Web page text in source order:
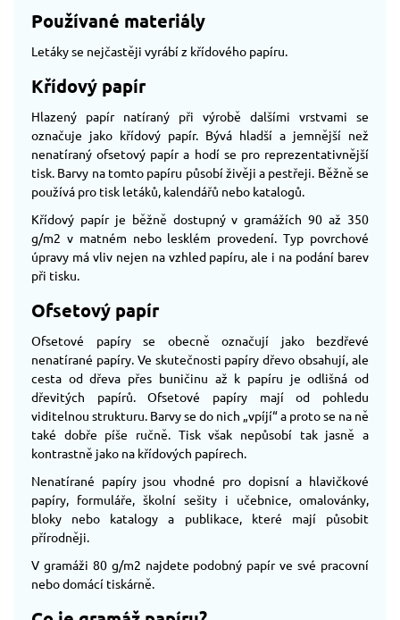
Používané materiály
Letáky se nejčastěji vyrábí z křídového papíru.
Křídový papír
Hlazený papír natíraný při výrobě dalšími vrstvami se
označuje jako křídový papír. Bývá hladší a jemnější než
nenatíraný ofsetový papír a hodí se pro reprezentativnější
tisk. Barvy na tomto papíru působí živěji a pestřeji. Běžně se
používá pro tisk letáků, kalendářů nebo katalogů.
Křídový papír je běžně dostupný v gramážích 90 až 350
g/m2 v matném nebo lesklém provedení. Typ povrchové
úpravy má vliv nejen na vzhled papíru, ale i na podání barev
při tisku.
Ofsetový papír
Ofsetové papíry se obecně označují jako bezdřevé
nenatírané papíry. Ve skutečnosti papíry dřevo obsahují, ale
cesta od dřeva přes buničinu až k papíru je odlišná od
dřevitých papírů. Ofsetové papíry mají od pohledu
viditelnou strukturu. Barvy se do nich „vpíjí“ a proto se na ně
také dobře píše ručně. Tisk však nepůsobí tak jasně a
kontrastně jako na křídových papírech.
Nenatírané papíry jsou vhodné pro dopisní a hlavičkové
papíry, formuláře, školní sešity i učebnice, omalovánky,
bloky nebo katalogy a publikace, které mají působit
přírodněji.
V gramáži 80 g/m2 najdete podobný papír ve své pracovní
nebo domácí tiskárně.